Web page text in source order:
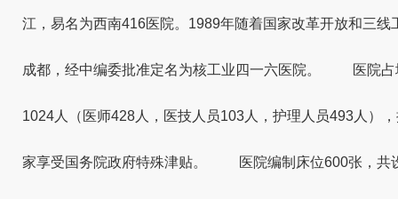
江，易名为西南416医院。1989年随着国家改革开放和三
成都，经中编委批准定名为核工业四一六医院。 医院占
1024人（医师428人，医技人员103人，护理人员493人）
家享受国务院政府特殊津贴。 医院编制床位600张，共